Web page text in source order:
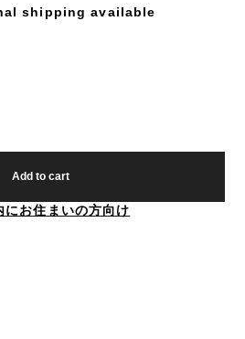
shipping available
Add to cart
にお住まいの方向け